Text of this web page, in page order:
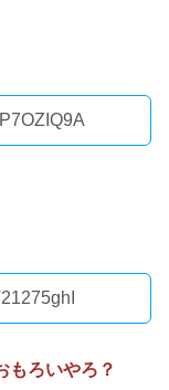
もろいやろ？